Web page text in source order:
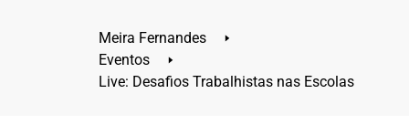
Meira Fernandes
🢒
Eventos
🢒
Live: Desafios Trabalhistas nas Escolas